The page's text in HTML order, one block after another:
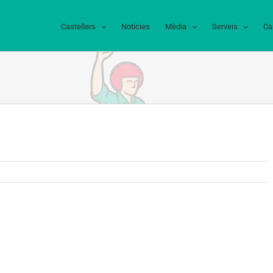
Castellers Notícies Mèdia Serveis